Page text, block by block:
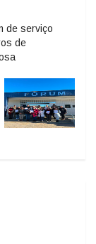
de serviço
de